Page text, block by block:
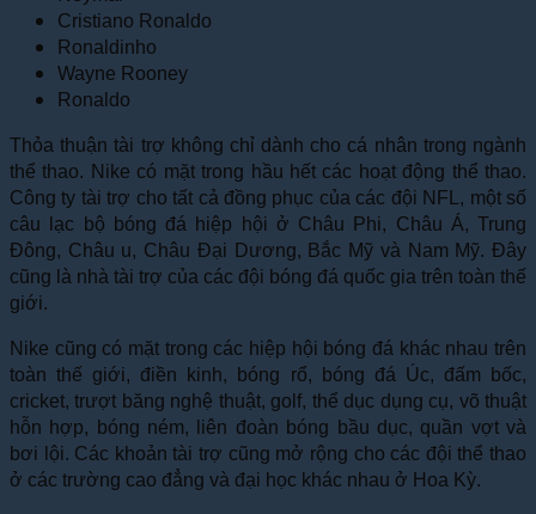
Cristiano Ronaldo
Ronaldinho
Wayne Rooney
Ronaldo
Thỏa thuận tài trợ không chỉ dành cho cá nhân trong ngành
thể thao. Nike có mặt trong hầu hết các hoạt động thể thao.
Công ty tài trợ cho tất cả đồng phục của các đội NFL, một số
câu lạc bộ bóng đá hiệp hội ở Châu Phi, Châu Á, Trung
Đông, Châu u, Châu Đại Dương, Bắc Mỹ và Nam Mỹ. Đây
cũng là nhà tài trợ của các đội bóng đá quốc gia trên toàn thế
giới.
Nike cũng có mặt trong các hiệp hội bóng đá khác nhau trên
toàn thế giới, điền kinh, bóng rổ, bóng đá Úc, đấm bốc,
cricket, trượt băng nghệ thuật, golf, thể dục dụng cụ, võ thuật
hỗn hợp, bóng ném, liên đoàn bóng bầu dục, quần vợt và
bơi lội. Các khoản tài trợ cũng mở rộng cho các đội thể thao
ở các trường cao đẳng và đại học khác nhau ở Hoa Kỳ.